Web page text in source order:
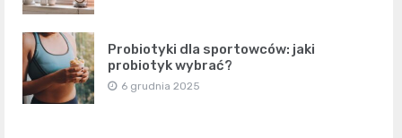
Probiotyki dla sportowców: jaki
probiotyk wybrać?
6 grudnia 2025